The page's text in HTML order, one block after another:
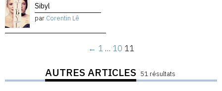
Sibyl
par Corentin Lê
← 1 … 10 11
AUTRES ARTICLES 51 résultats